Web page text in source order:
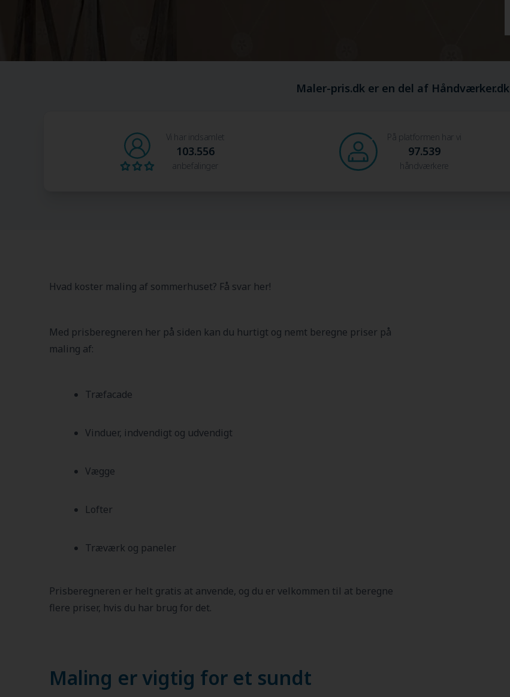
Maler-pris.dk er en del af Håndværker.dk
Vi har indsamlet
103.556
anbefalinger
På platformen har vi
97.539
håndværkere
Hvad koster maling af sommerhuset? Få svar her!
Med prisberegneren her på siden kan du hurtigt og nemt beregne priser på
maling af:
Træfacade
Vinduer, indvendigt og udvendigt
Vægge
Lofter
Træværk og paneler
Prisberegneren er helt gratis at anvende, og du er velkommen til at beregne
flere priser, hvis du har brug for det.
Maling er vigtig for et sundt